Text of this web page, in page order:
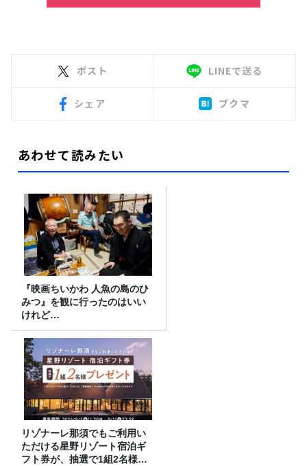
ポスト LINEで送る
シェア ブクマ
あわせて読みたい
『映画ちいかわ 人魚の島のひ
みつ』を観に行ったのはいい
けれど…
リゾナーレ那須でもご利用い
ただける星野リゾート宿泊ギ
フト券が、抽選で1組2名様に